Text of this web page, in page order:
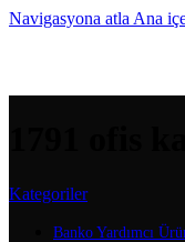
Navigasyona atla Ana
Kategoriler
Banko Yardımcı